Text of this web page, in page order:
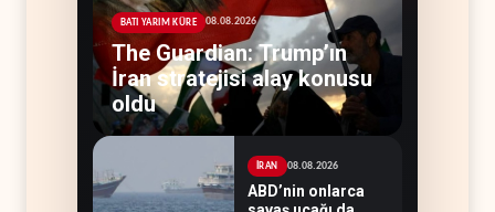
BATI YARIM KÜRE 08.08.2026
The Guardian: Trump’ın
İran stratejisi alay konusu
oldu
İRAN 08.08.2026
ABD’nin onlarca